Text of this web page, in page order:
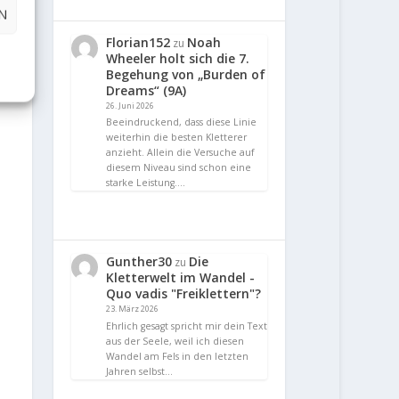
Florian152 zu Noah
Wheeler holt sich die 7.
Begehung von „Burden of
Dreams“ (9A)
26. Juni 2026
Beeindruckend, dass diese Linie
weiterhin die besten Kletterer
anzieht. Allein die Versuche auf
diesem Niveau sind schon eine
starke Leistung.…
Gunther30 zu Die
Kletterwelt im Wandel -
Quo vadis "Freiklettern"?
23. März 2026
Ehrlich gesagt spricht mir dein Text
aus der Seele, weil ich diesen
Wandel am Fels in den letzten
Jahren selbst…